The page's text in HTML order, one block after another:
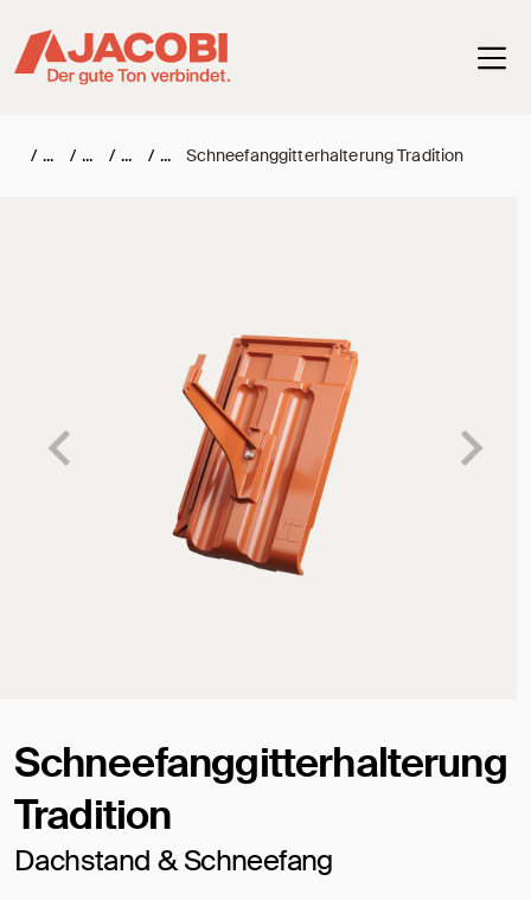
/ / / / Schneefanggitterhalterung Tradition
Schneefanggitterhalterung
Tradition
Dachstand & Schneefang